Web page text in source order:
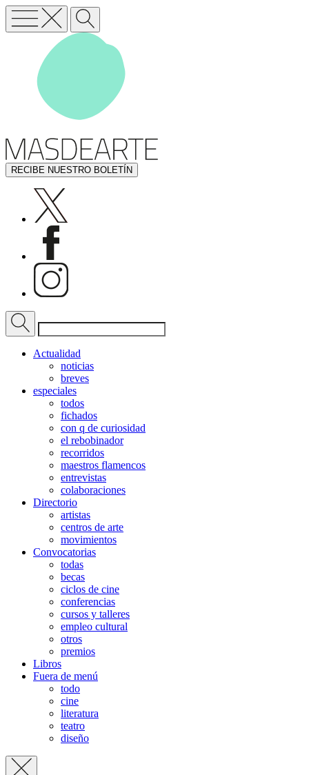
RECIBE NUESTRO BOLETÍN
Actualidad
noticias
breves
especiales
todos
fichados
con q de curiosidad
el rebobinador
recorridos
maestros flamencos
entrevistas
colaboraciones
Directorio
artistas
centros de arte
movimientos
Convocatorias
todas
becas
ciclos de cine
conferencias
cursos y talleres
empleo cultural
otros
premios
Libros
Fuera de menú
todo
cine
literatura
teatro
diseño